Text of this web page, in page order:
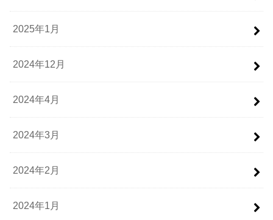
2025年1月
2024年12月
2024年4月
2024年3月
2024年2月
2024年1月